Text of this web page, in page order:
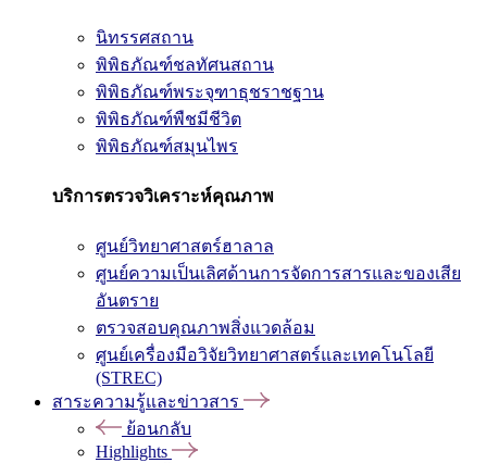
นิทรรศสถาน
พิพิธภัณฑ์ชลทัศนสถาน
พิพิธภัณฑ์พระจุฑาธุชราชฐาน
พิพิธภัณฑ์พืชมีชีวิต
พิพิธภัณฑ์สมุนไพร
บริการตรวจวิเคราะห์คุณภาพ
ศูนย์วิทยาศาสตร์ฮาลาล
ศูนย์ความเป็นเลิศด้านการจัดการสารและของเสีย
อันตราย
ตรวจสอบคุณภาพสิ่งแวดล้อม
ศูนย์เครื่องมือวิจัยวิทยาศาสตร์และเทคโนโลยี
(STREC)
สาระความรู้และข่าวสาร
ย้อนกลับ
Highlights